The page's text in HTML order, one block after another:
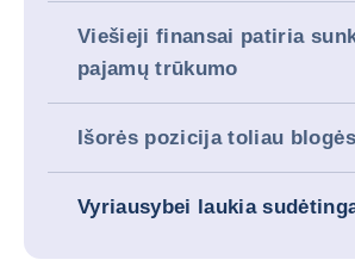
Viešieji finansai patiria
pajamų trūkumo
Išorės pozicija toliau blogės
Vyriausybei laukia